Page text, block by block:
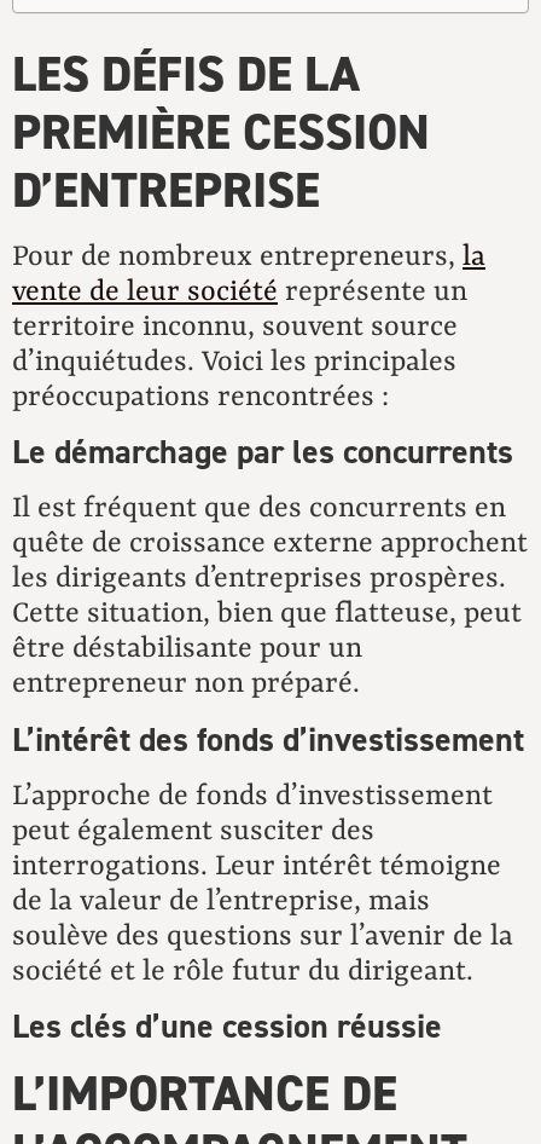
LES DÉFIS DE LA
PREMIÈRE CESSION
D’ENTREPRISE
Pour de nombreux entrepreneurs, la
vente de leur société représente un
territoire inconnu, souvent source
d’inquiétudes. Voici les principales
préoccupations rencontrées :
Le démarchage par les concurrents
Il est fréquent que des concurrents en
quête de croissance externe approchent
les dirigeants d’entreprises prospères.
Cette situation, bien que flatteuse, peut
être déstabilisante pour un
entrepreneur non préparé.
L’intérêt des fonds d’investissement
L’approche de fonds d’investissement
peut également susciter des
interrogations. Leur intérêt témoigne
de la valeur de l’entreprise, mais
soulève des questions sur l’avenir de la
société et le rôle futur du dirigeant.
Les clés d’une cession réussie
L’IMPORTANCE DE